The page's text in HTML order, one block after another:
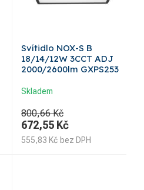
Svítidlo NOX-S B
18/14/12W 3CCT ADJ
2000/2600lm GXPS253
Skladem
800,66 Kč
672,55 Kč
555,83 Kč bez DPH